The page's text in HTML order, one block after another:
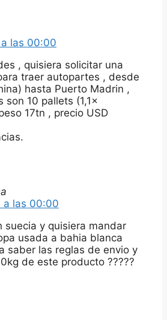
las 00:00
, quisiera solicitar una
traer autopartes , desde
hasta Puerto Madrin ,
son 10 pallets (1,1x
17tn , precio USD
a las 00:00
suecia y quisiera mandar
usada a bahia blanca
saber las reglas de envio y
de este producto ?????